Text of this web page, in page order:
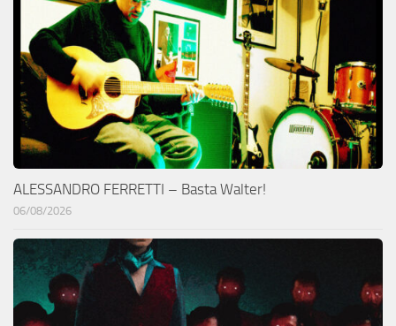
ALESSANDRO FERRETTI – Basta Walter!
06/08/2026